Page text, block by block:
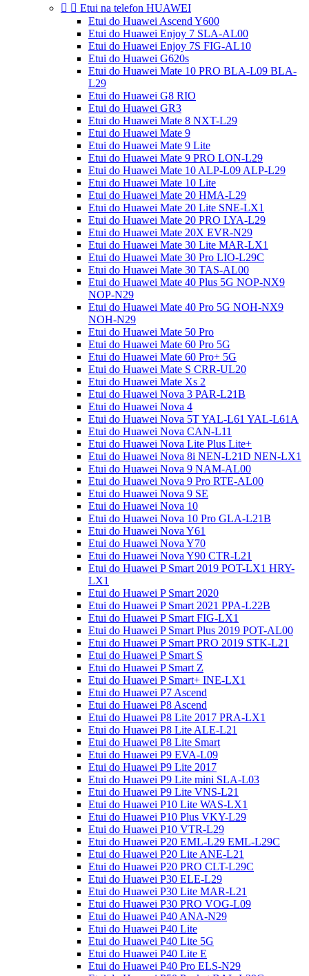
  Etui na telefon HUAWEI
Etui do Huawei Ascend Y600
Etui do Huawei Enjoy 7 SLA-AL00
Etui do Huawei Enjoy 7S FIG-AL10
Etui do Huawei G620s
Etui do Huawei Mate 10 PRO BLA-L09 BLA-
L29
Etui do Huawei G8 RIO
Etui do Huawei GR3
Etui do Huawei Mate 8 NXT-L29
Etui do Huawei Mate 9
Etui do Huawei Mate 9 Lite
Etui do Huawei Mate 9 PRO LON-L29
Etui do Huawei Mate 10 ALP-L09 ALP-L29
Etui do Huawei Mate 10 Lite
Etui do Huawei Mate 20 HMA-L29
Etui do Huawei Mate 20 Lite SNE-LX1
Etui do Huawei Mate 20 PRO LYA-L29
Etui do Huawei Mate 20X EVR-N29
Etui do Huawei Mate 30 Lite MAR-LX1
Etui do Huawei Mate 30 Pro LIO-L29C
Etui do Huawei Mate 30 TAS-AL00
Etui do Huawei Mate 40 Plus 5G NOP-NX9
NOP-N29
Etui do Huawei Mate 40 Pro 5G NOH-NX9
NOH-N29
Etui do Huawei Mate 50 Pro
Etui do Huawei Mate 60 Pro 5G
Etui do Huawei Mate 60 Pro+ 5G
Etui do Huawei Mate S CRR-UL20
Etui do Huawei Mate Xs 2
Etui do Huawei Nova 3 PAR-L21B
Etui do Huawei Nova 4
Etui do Huawei Nova 5T YAL-L61 YAL-L61A
Etui do Huawei Nova CAN-L11
Etui do Huawei Nova Lite Plus Lite+
Etui do Huawei Nova 8i NEN-L21D NEN-LX1
Etui do Huawei Nova 9 NAM-AL00
Etui do Huawei Nova 9 Pro RTE-AL00
Etui do Huawei Nova 9 SE
Etui do Huawei Nova 10
Etui do Huawei Nova 10 Pro GLA-L21B
Etui do Huawei Nova Y61
Etui do Huawei Nova Y70
Etui do Huawei Nova Y90 CTR-L21
Etui do Huawei P Smart 2019 POT-LX1 HRY-
LX1
Etui do Huawei P Smart 2020
Etui do Huawei P Smart 2021 PPA-L22B
Etui do Huawei P Smart FIG-LX1
Etui do Huawei P Smart Plus 2019 POT-AL00
Etui do Huawei P Smart PRO 2019 STK-L21
Etui do Huawei P Smart S
Etui do Huawei P Smart Z
Etui do Huawei P Smart+ INE-LX1
Etui do Huawei P7 Ascend
Etui do Huawei P8 Ascend
Etui do Huawei P8 Lite 2017 PRA-LX1
Etui do Huawei P8 Lite ALE-L21
Etui do Huawei P8 Lite Smart
Etui do Huawei P9 EVA-L09
Etui do Huawei P9 Lite 2017
Etui do Huawei P9 Lite mini SLA-L03
Etui do Huawei P9 Lite VNS-L21
Etui do Huawei P10 Lite WAS-LX1
Etui do Huawei P10 Plus VKY-L29
Etui do Huawei P10 VTR-L29
Etui do Huawei P20 EML-L29 EML-L29C
Etui do Huawei P20 Lite ANE-L21
Etui do Huawei P20 PRO CLT-L29C
Etui do Huawei P30 ELE-L29
Etui do Huawei P30 Lite MAR-L21
Etui do Huawei P30 PRO VOG-L09
Etui do Huawei P40 ANA-N29
Etui do Huawei P40 Lite
Etui do Huawei P40 Lite 5G
Etui do Huawei P40 Lite E
Etui do Huawei P40 Pro ELS-N29